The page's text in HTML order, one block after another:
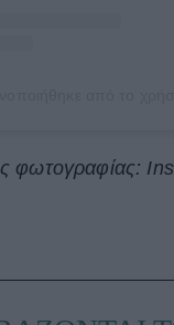
φωτογραφίας: